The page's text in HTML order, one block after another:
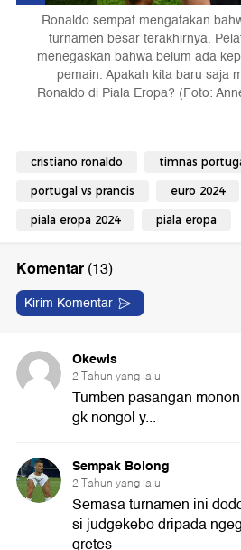
Ronaldo sempat mengatakan
turnamen besar terakhirnya.
menegaskan bahwa belum ada
pemain. Apakah kita baru saja
Ronaldo di Piala Eropa? (Foto:
cristiano ronaldo timnas
portugal vs prancis euro 2024
piala eropa 2024 piala eropa